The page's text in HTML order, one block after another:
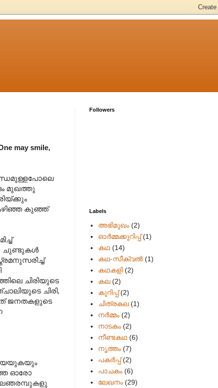
may smile,
മുഖത്തു
കഴിഞ്ഞ കുഞ്ഞ്
ചുണ്ടുകൾ
ചിരിയുടെ
ചിരി,
ജനതകളുടെ
അയയുകയും
ഓരോ
Followers
Labels
അഭിമുഖം (2)
ഓർമ്മക്കുറിപ്പ് (1)
കഥ (14)
കഥ-സീക്വല്‍ (1)
കഥകളി (2)
കല (2)
കുറിപ്പ് (2)
ചിത്രകല (1)
നർമ്മം (2)
നാടകം (2)
നീണ്ടകഥ (6)
നൃത്തം (7)
പകര്‍പ്പ് (2)
പാചകം (6)
ലേഖനം (29)